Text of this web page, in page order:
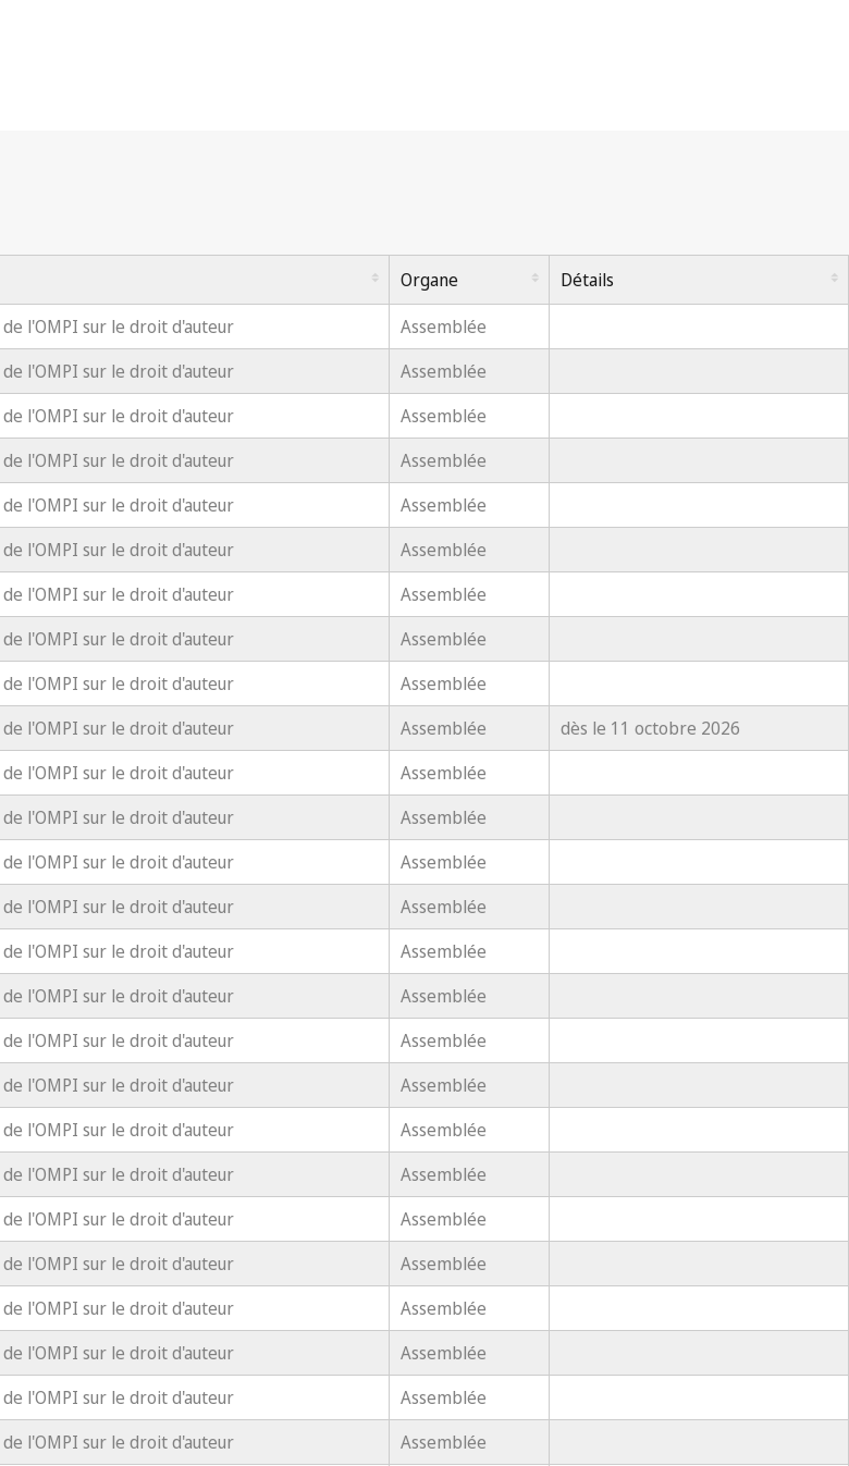
Organe
Détails
l'OMPI sur le droit d'auteur
Assemblée
l'OMPI sur le droit d'auteur
Assemblée
l'OMPI sur le droit d'auteur
Assemblée
l'OMPI sur le droit d'auteur
Assemblée
l'OMPI sur le droit d'auteur
Assemblée
l'OMPI sur le droit d'auteur
Assemblée
l'OMPI sur le droit d'auteur
Assemblée
l'OMPI sur le droit d'auteur
Assemblée
l'OMPI sur le droit d'auteur
Assemblée
l'OMPI sur le droit d'auteur Assemblée
dès le 11 octobre 2026
l'OMPI sur le droit d'auteur
Assemblée
l'OMPI sur le droit d'auteur
Assemblée
l'OMPI sur le droit d'auteur
Assemblée
l'OMPI sur le droit d'auteur
Assemblée
l'OMPI sur le droit d'auteur
Assemblée
l'OMPI sur le droit d'auteur
Assemblée
l'OMPI sur le droit d'auteur
Assemblée
l'OMPI sur le droit d'auteur
Assemblée
l'OMPI sur le droit d'auteur
Assemblée
l'OMPI sur le droit d'auteur
Assemblée
l'OMPI sur le droit d'auteur
Assemblée
l'OMPI sur le droit d'auteur
Assemblée
l'OMPI sur le droit d'auteur
Assemblée
l'OMPI sur le droit d'auteur
Assemblée
l'OMPI sur le droit d'auteur
Assemblée
l'OMPI sur le droit d'auteur
Assemblée